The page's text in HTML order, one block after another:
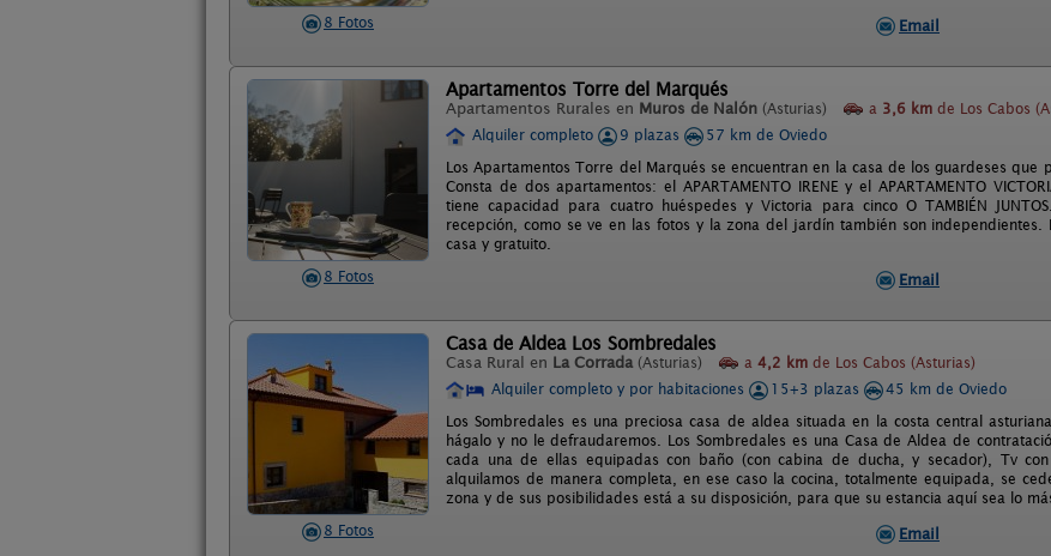
8 Fotos
Email
8 Fotos
Apartamentos Torre del Marqués
Apartamentos Rurales en Muros de Nalón (Asturias) a 3,6 km de Los Cabos
Alquiler completo
9 plazas
57 km de Oviedo
Los Apartamentos Torre del Marqués se encuentran en la casa de los guardeses que
Consta de dos apartamentos: el APARTAMENTO IRENE y el APARTAMENTO
tiene capacidad para cuatro huéspedes y Victoria para cinco O TAMBIÉN
recepción, como se ve en las fotos y la zona del jardín también son
casa y gratuito.
Email
8 Fotos
Casa de Aldea Los Sombredales
Casa Rural en La Corrada (Asturias) a 4,2 km de Los Cabos (Asturias)
Alquiler completo y por habitaciones
15+3 plazas
45 km de Oviedo
Los Sombredales es una preciosa casa de aldea situada en la costa central
hágalo y no le defraudaremos. Los Sombredales es una Casa de Aldea de
cada una de ellas equipadas con baño (con cabina de ducha, y secador), Tv
alquilamos de manera completa, en ese caso la cocina, totalmente equipada, se
zona y de sus posibilidades está a su disposición, para que su estancia aquí sea lo
Email